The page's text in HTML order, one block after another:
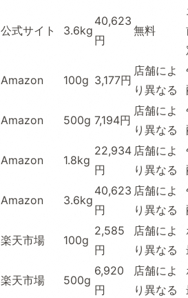
公式サイト 3.6kg
40,623
円
無料
Amazon 100g 3,177円
店舗によ
り異なる
Amazon 500g 7,194円
店舗によ
り異なる
Amazon 1.8kg
22,934
円
店舗によ
り異なる
Amazon 3.6kg
40,623
円
店舗によ
り異なる
楽天市場 100g
2,585
円
店舗によ
り異なる
楽天市場 500g
6,920
円
店舗によ
り異なる